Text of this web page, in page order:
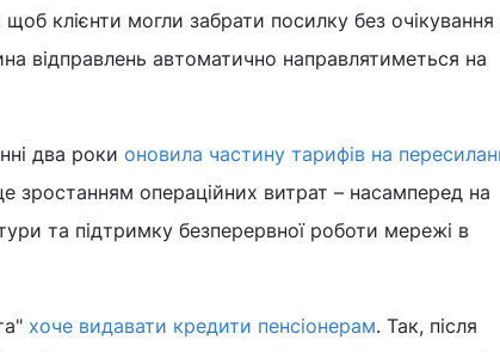
щоб клієнти могли забрати посилку без очікування
відправлень автоматично направлятиметься на
два роки оновила частину тарифів на
зростанням операційних витрат – насамперед на
та підтримку безперервної роботи мережі в
хоче видавати кредити пенсіонерам. Так, після